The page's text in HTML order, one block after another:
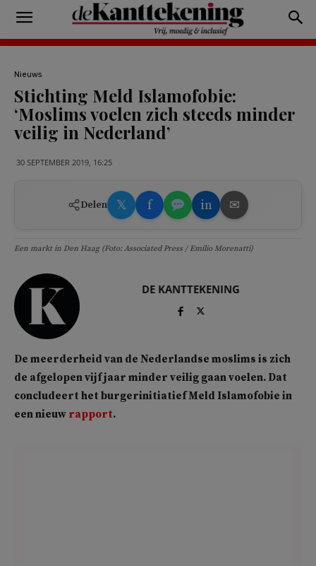
Nieuws
Stichting Meld Islamofobie:
‘Moslims voelen zich steeds minder
veilig in Nederland’
30 SEPTEMBER 2019, 16:25
Delen 𝕏 f in ✉
Een markt in Den Haag (Foto: Associated Press / Emilio Morenatti)
DE KANTTEKENING
De meerderheid van de Nederlandse moslims is zich
de afgelopen vijf jaar minder veilig gaan voelen. Dat
concludeert het burgerinitiatief Meld Islamofobie in
een nieuw rapport.